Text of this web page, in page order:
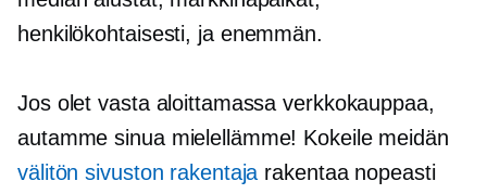
henkilökohtaisesti, ja enemmän.
Jos olet vasta aloittamassa verkkokauppaa,
autamme sinua mielellämme! Kokeile meidän
välitön sivuston rakentaja rakentaa nopeasti